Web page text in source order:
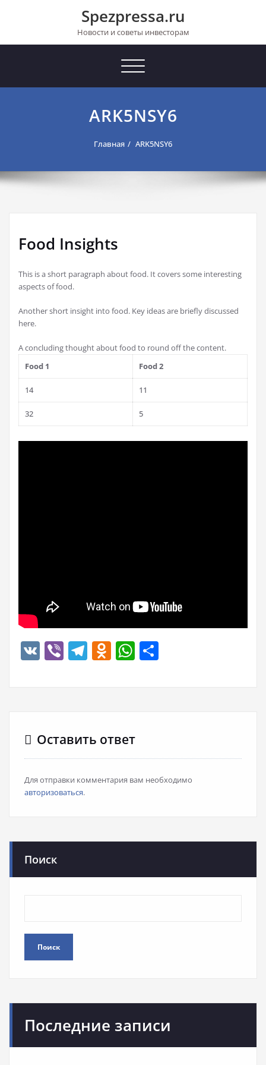
Spezpressa.ru
Новости и советы инвесторам
Toggle
ARK5NSY6
Главная ARK5NSY6
Food Insights
This is a short paragraph about food. It covers some interesting
aspects of food.
Another short insight into food. Key ideas are briefly discussed
here.
A concluding thought about food to round off the content.
Food 1
Food 2
14 11
32 5
VK ViberTelegram
Odnoklassniki
WhatsApp
Оставить ответ
Для отправки комментария вам необходимо
авторизоваться.
Поиск
Поиск
Последние записи